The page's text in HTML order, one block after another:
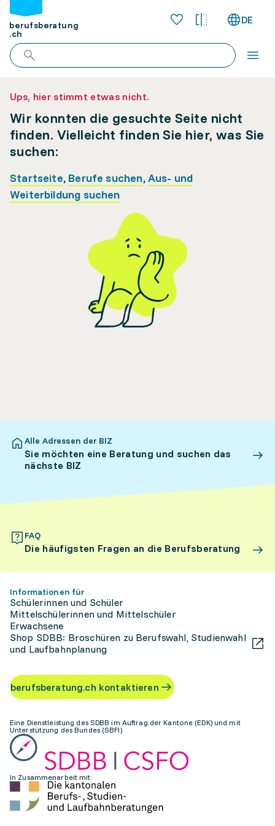
berufsberatung
.ch
DE
Ups, hier stimmt etwas nicht.
Wir konnten die gesuchte Seite nicht
finden. Vielleicht finden Sie hier, was Sie
suchen:
Startseite, Berufe suchen,Aus- und
Weiterbildung suchen
Alle Adressen der BIZ
Sie möchten eine Beratung und suchen das
nächste BIZ
FAQ
Die häufigsten Fragen an die Berufsberatung
Informationen für
Schülerinnen und Schüler
Mittelschülerinnen und Mittelschüler
Erwachsene
Shop SDBB: Broschüren zu Berufswahl, Studienwahl
und Laufbahnplanung
berufsberatung.ch kontaktieren
Eine Dienstleistung des SDBB im Auftrag der Kantone (EDK) und mit
Unterstützung des Bundes (SBFI)
In Zusammenarbeit mit: